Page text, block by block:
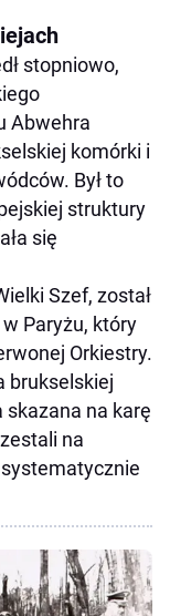
stopniowo,
Abwehra
komórki i
Był to
struktury
się
Szef, został
Paryżu, który
Orkiestry.
brukselskiej
skazana na karę
na